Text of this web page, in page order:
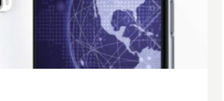
- Crédit photo : QuTech /